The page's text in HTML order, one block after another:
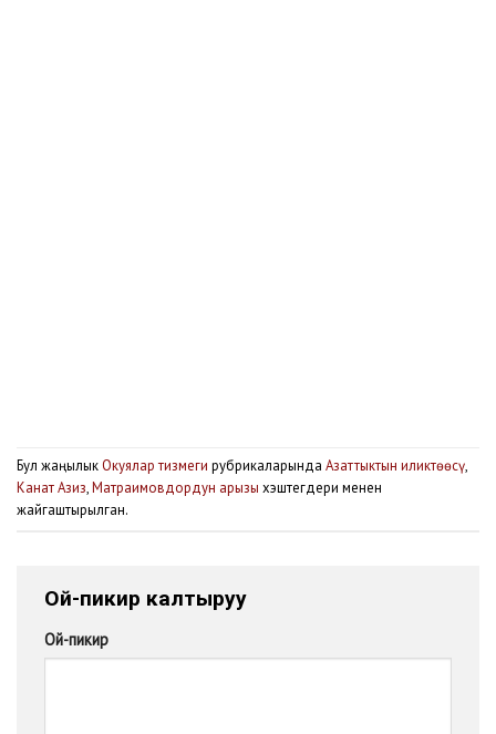
Бул жаңылыкОкуялар тизмеги рубрикаларында Азаттыктын иликтөөсү,
Канат Азиз,Матраимовдордун арызы хэштегдери менен
жайгаштырылган.
Ой-пикир калтыруу
Ой-пикир